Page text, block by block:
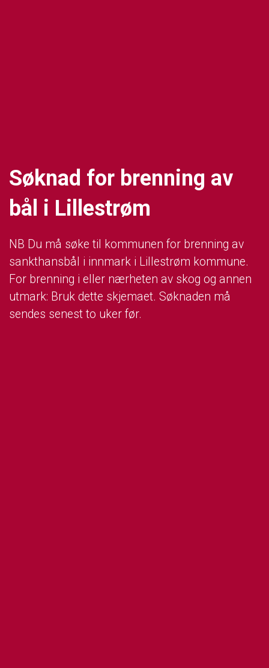
Søknad for brenning av
bål i Lillestrøm
NB Du må søke til kommunen for brenning av
sankthansbål i innmark i Lillestrøm kommune.
For brenning i eller nærheten av skog og annen
utmark: Bruk dette skjemaet. Søknaden må
sendes senest to uker før.